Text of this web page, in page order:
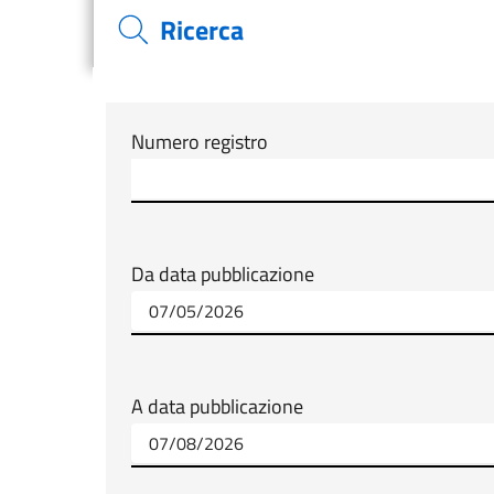
Ricerca
Numero registro
Da data pubblicazione
A data pubblicazione